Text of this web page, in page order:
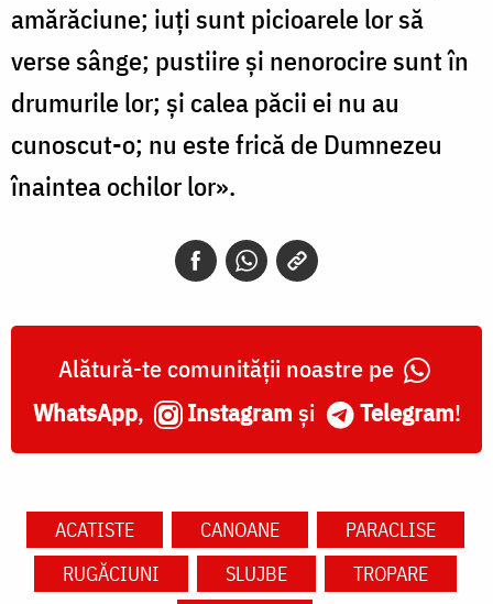
amărăciune; iuți sunt picioarele lor să
verse sânge; pustiire și nenorocire sunt în
drumurile lor; și calea păcii ei nu au
cunoscut-o; nu este frică de Dumnezeu
înaintea ochilor lor».
Alătură-te comunității noastre pe
WhatsApp, Instagram și Telegram!
ACATISTE CANOANE
PARACLISE
RUGĂCIUNI
SLUJBE
TROPARE